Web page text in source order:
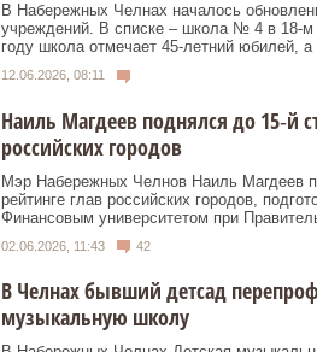
В Набережных Челнах началось
учреждений. В списке – школа № 4 в
году школа отмечает 45‑летний юбилей,
12.06.2026, 08:11
Наиль Магдеев поднялся до 15‑й
российских городов
Мэр Набережных Челнов Наиль Магдеев
рейтинге глав российских городов,
Финансовым университетом при
02.06.2026, 11:43 42
В Челнах бывший детсад
музыкальную школу